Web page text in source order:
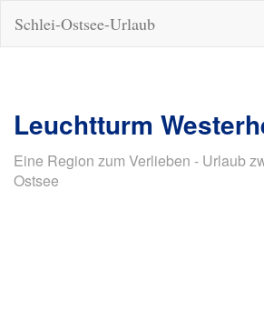
Schlei-Ostsee-Urlaub
Leuchtturm
Eine Region zum Verlieben - Urlaub
Ostsee